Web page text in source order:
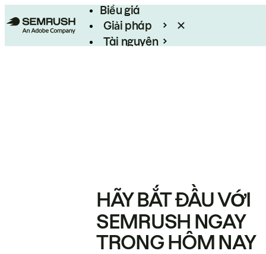
Biểu giá
Giải pháp
Tài nguyên
HÃY BẮT ĐẦU VỚI
SEMRUSH NGAY
TRONG HÔM NAY